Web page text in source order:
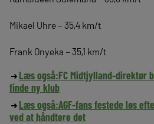
Mikael Uhre – 35,4 km/t
Frank Onyeka – 35,1 km/t
Læs også:FC Midtjylland-direktør
finde ny klub
Læs også:AGF-fans festede løs
ved at håndtere det